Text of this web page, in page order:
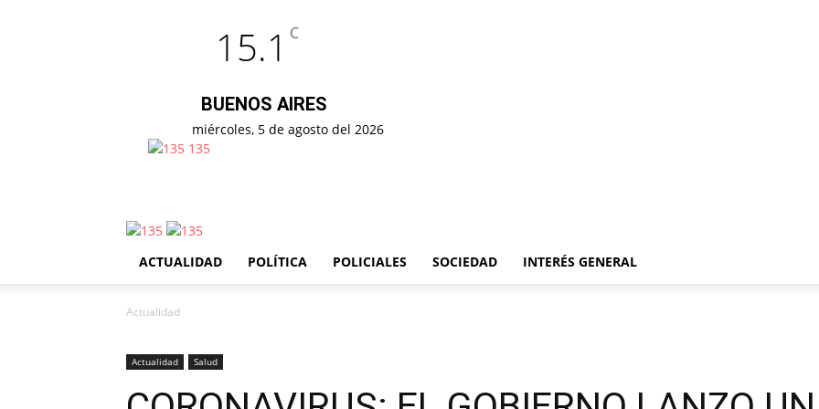
15.1 C
BUENOS AIRES
miércoles, 5 de agosto del 2026
135
ACTUALIDAD POLÍTICA POLICIALES SOCIEDAD INTERÉS GENERAL
Actualidad
Actualidad Salud